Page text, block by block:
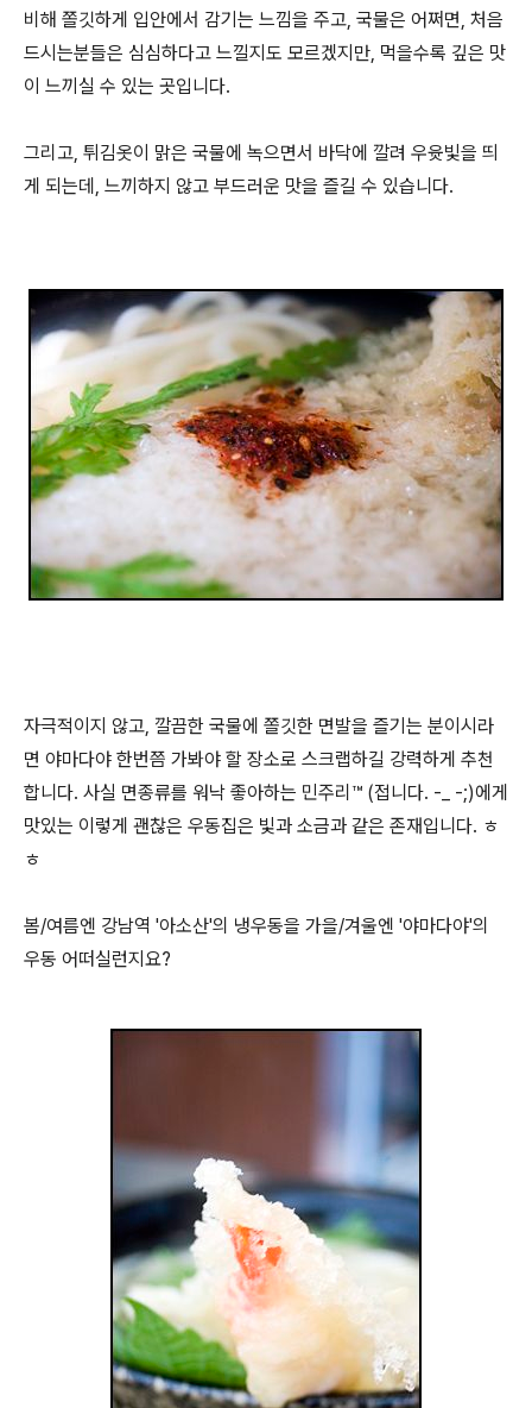
비해 쫄깃하게 입안에서 감기는 느낌을 주고, 국물은 어쩌면, 처음
드시는분들은 심심하다고 느낄지도 모르겠지만, 먹을수록 깊은 맛
이 느끼실 수 있는 곳입니다.
그리고, 튀김옷이 맑은 국물에 녹으면서 바닥에 깔려 우윳빛을 띄
게 되는데, 느끼하지 않고 부드러운 맛을 즐길 수 있습니다.
자극적이지 않고, 깔끔한 국물에 쫄깃한 면발을 즐기는 분이시라
면 야마다야 한번쯤 가봐야 할 장소로 스크랩하길 강력하게 추천
합니다. 사실 면종류를 워낙 좋아하는 민주리™ (접니다. -_ -;)에게
맛있는 이렇게 괜찮은 우동집은 빛과 소금과 같은 존재입니다. ㅎ
ㅎ
봄/여름엔 강남역 '아소산'의 냉우동을 가을/겨울엔 '야마다야'의
우동 어떠실런지요?